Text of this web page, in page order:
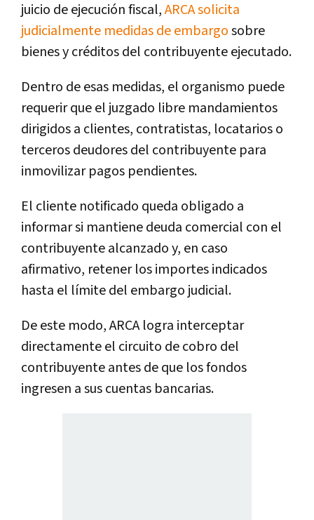
juicio de ejecución fiscal,ARCA solicita
judicialmente medidas de embargosobre
bienes y créditos del contribuyente ejecutado.
Dentro de esas medidas, el organismo puede
requerir que el juzgado libre mandamientos
dirigidos a clientes, contratistas, locatarios o
terceros deudores del contribuyente para
inmovilizar pagos pendientes.
El cliente notificado queda obligado a
informar si mantiene deuda comercial con el
contribuyente alcanzado y, en caso
afirmativo, retener los importes indicados
hasta el límite del embargo judicial.
De este modo, ARCA logra interceptar
directamente el circuito de cobro del
contribuyente antes de que los fondos
ingresen a sus cuentas bancarias.